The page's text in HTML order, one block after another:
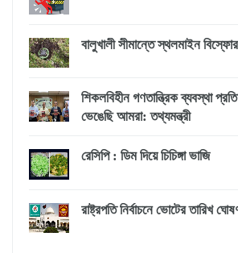
বালুখালী সীমান্তে স্থলমাইন
শিকলবিহীন গণতান্ত্রিক ব্যবস্থা
ভেঙেছি আমরা: তথ্যমন্ত্রী
রেসিপি : ডিম দিয়ে চিচিঙ্গা ভাজি
রাষ্ট্রপতি নির্বাচনে ভোটের তারিখ